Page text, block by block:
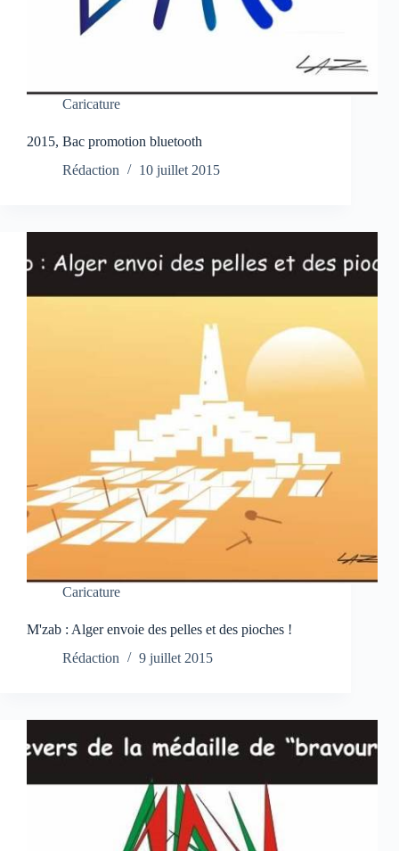
Caricature
2015, Bac promotion bluetooth
Rédaction
10 juillet 2015
Caricature
M'zab : Alger envoie des pelles et des pioches !
Rédaction
9 juillet 2015